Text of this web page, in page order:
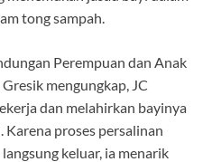
tong sampah.
Perempuan dan Anak
mengungkap, JC
dan melahirkan bayinya
Karena proses persalinan
keluar, ia menarik